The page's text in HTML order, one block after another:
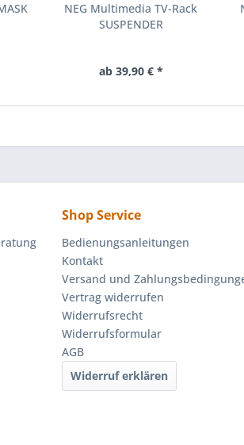
NEG Multimedia TV-Rack
SUSPENDER
ab 39,90 € *
Shop Service
Bedienungsanleitungen
Kontakt
Versand und
Vertrag widerrufen
Widerrufsrecht
Widerrufsformular
AGB
Widerruf erklären